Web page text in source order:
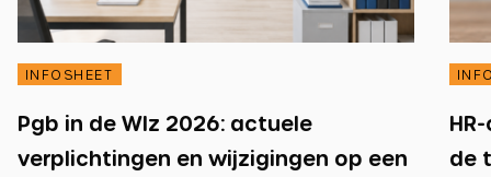
INFOSHEET
Pgb in de Wlz 2026: actuele
verplichtingen en wijzigingen op een
de